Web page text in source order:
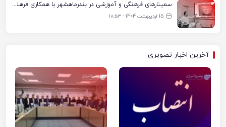
سمینارهای فرهنگی و آموزشی در بندرماهشهر با همکاری فرهنگ‌سرای پتروشیمی مارون
15 اردیبهشت 1404 - ۱۸:۵۳
آخرین اخبار تصویری